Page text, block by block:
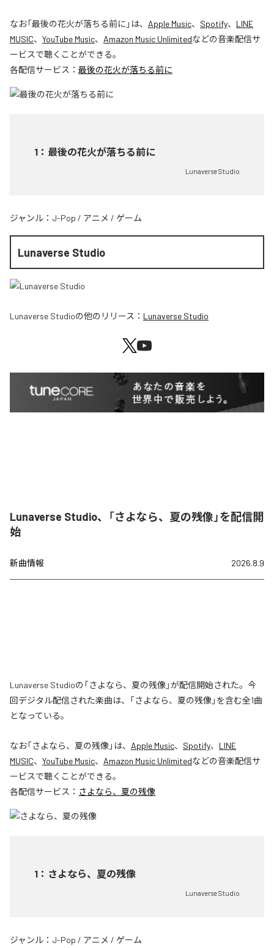
なお「最後の花火が落ちる前に 」は、 Apple Music、 Spotify、 LINE
MUSIC、 YouTube Music、 Amazon Music Unlimitedなどの音楽配信サ
ービスで聴くことができる。
各配信サービス： 最後の花火が落ちる前に
1 ： 最後の花火が落ちる前に
Lunaverse Studio
ジャンル： J-Pop / アニメ / ゲーム
Lunaverse Studio
Lunaverse Studioの他のリリース： Lunaverse Studio
Lunaverse Studio、「さよなら、夏の残像」を配信開
始
新曲情報 2026.8.9
Lunaverse Studioの「さよなら、夏の残像」が配信開始された。今
回デジタル配信された楽曲は、「さよなら、夏の残像」を含む全1曲
となっている。
なお「さよなら、夏の残像」は、 Apple Music、 Spotify、 LINE
MUSIC、 YouTube Music、 Amazon Music Unlimitedなどの音楽配信サ
ービスで聴くことができる。
各配信サービス： さよなら、夏の残像
1 ： さよなら、夏の残像
Lunaverse Studio
ジャンル： J-Pop / アニメ / ゲーム